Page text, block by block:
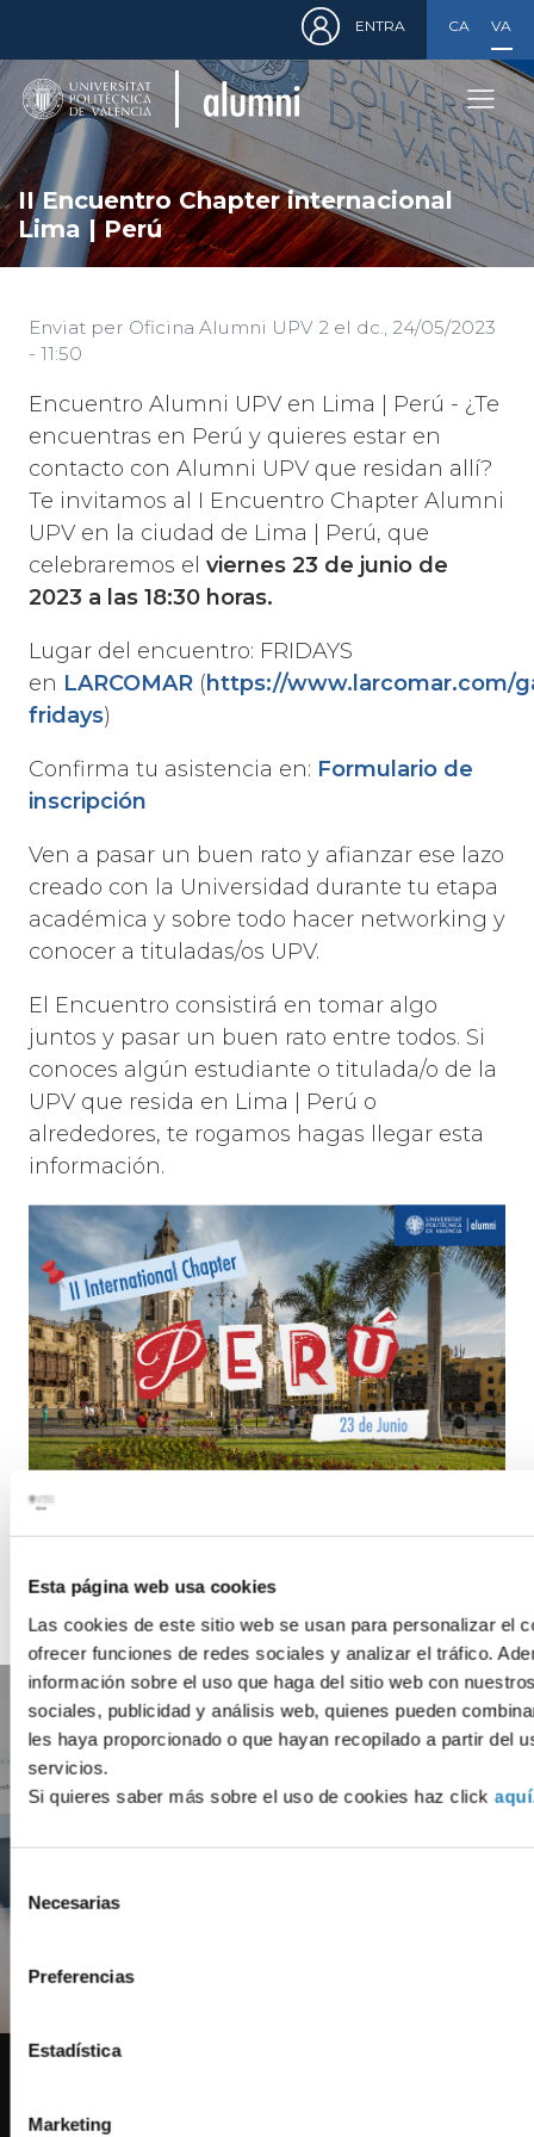
Esta página web usa cookies
Las cookies de este sitio web se usan para personalizar el
ofrecer funciones de redes sociales y analizar el tráfico.
información sobre el uso que haga del sitio web con
sociales, publicidad y análisis web, quienes pueden
les haya proporcionado o que hayan recopilado a partir del
servicios.
Si quieres saber más sobre el uso de cookies haz click
de Necesarias
Preferencias
Estadística
Marketing
contingut
Menú
de
cuenta
de
usuario
ENTRA
II Encuentro Chapter internacional
Lima | Perú
Enviat per Oficina Alumni UPV 2 el dc., 24/05/2023
- 11:50
Encuentro Alumni UPV en Lima | Perú - ¿Te
encuentras en Perú y quieres estar en
contacto con Alumni UPV que residan allí?
Te invitamos al I Encuentro Chapter Alumni
UPV en la ciudad de Lima | Perú, que
celebraremos el viernes 23 de junio de
2023 a las 18:30 horas.
Lugar del encuentro: FRIDAYS
en LARCOMAR (https://www.larcomar.com/
fridays)
Confirma tu asistencia en: Formulario de
inscripción
Ven a pasar un buen rato y afianzar ese lazo
creado con la Universidad durante tu etapa
académica y sobre todo hacer networking y
conocer a tituladas/os UPV.
El Encuentro consistirá en tomar algo
juntos y pasar un buen rato entre todos. Si
conoces algún estudiante o titulada/o de la
UPV que resida en Lima | Perú o
alrededores, te rogamos hagas llegar esta
información.
Volver al grupo
Perú
No et perdis res!
Subscriu-te a